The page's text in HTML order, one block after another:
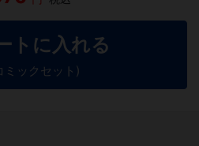
トに入れる
ミックセット)